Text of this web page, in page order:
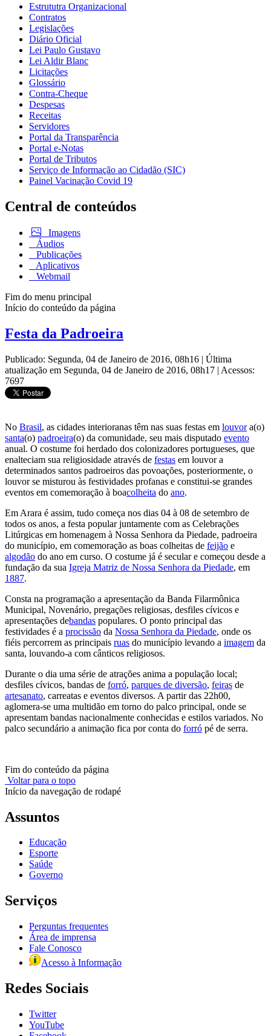
Estrututra Organizacional
Contratos
Legislações
Diário Oficial
Lei Paulo Gustavo
Lei Aldir Blanc
Licitações
Glossário
Contra-Cheque
Despesas
Receitas
Servidores
Portal da Transparência
Portal e-Notas
Portal de Tributos
Serviço de Informação ao Cidadão (SIC)
Painel Vacinação Covid 19
Central de conteúdos
Imagens
Áudios
Publicações
Aplicativos
Webmail
Fim do menu principal
Início do conteúdo da página
Festa da Padroeira
Publicado: Segunda, 04 de Janeiro de 2016, 08h16 | Última
atualização em Segunda, 04 de Janeiro de 2016, 08h17 | Acessos:
7697
No Brasil, as cidades interioranas têm nas suas festas em louvora(o)
santa(o) padroeira(o) da comunidade, seu mais disputado evento
anual. O costume foi herdado dos colonizadores portugueses, que
enalteciam sua religiosidade através de festas em louvor a
determinados santos padroeiros das povoações, posteriormente, o
louvor se misturou às festividades profanas e constitui-se grandes
eventos em comemoração à boacolheita do ano.
Em Arara é assim, tudo começa nos dias 04 à 08 de setembro de
todos os anos, a festa popular juntamente com as Celebrações
Litúrgicas em homenagem à Nossa Senhora da Piedade, padroeira
do município, em comemoração as boas colheitas de feijão e
algodão do ano em curso. O costume já é secular e começou desde a
fundação da sua Igreja Matriz de Nossa Senhora da Piedade, em
1887.
Consta na programação a apresentação da Banda Filarmônica
Municipal, Novenário, pregações religiosas, desfiles cívicos e
apresentações debandas populares. O ponto principal das
festividades é a procissão da Nossa Senhora da Piedade, onde os
fiéis percorrem as principais ruas do município levando a imagem da
santa, louvando-a com cânticos religiosos.
Durante o dia uma série de atrações anima a população local;
desfiles cívicos, bandas de forró, parques de diversão, feiras de
artesanato, carreatas e eventos diversos. A partir das 22h00,
aglomera-se uma multidão em torno do palco principal, onde se
apresentam bandas nacionalmente conhecidas e estilos variados. No
palco secundário a animação fica por conta do forró pé de serra.
Fim do conteúdo da página
Voltar para o topo
Início da navegação de rodapé
Assuntos
Educação
Esporte
Saúde
Governo
Serviços
Perguntas frequentes
Área de imprensa
Fale Conosco
Acesso à Informação
Redes Sociais
Twitter
YouTube